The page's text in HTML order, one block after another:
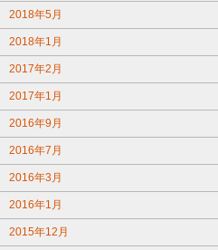
2018年5月
2018年1月
2017年2月
2017年1月
2016年9月
2016年7月
2016年3月
2016年1月
2015年12月